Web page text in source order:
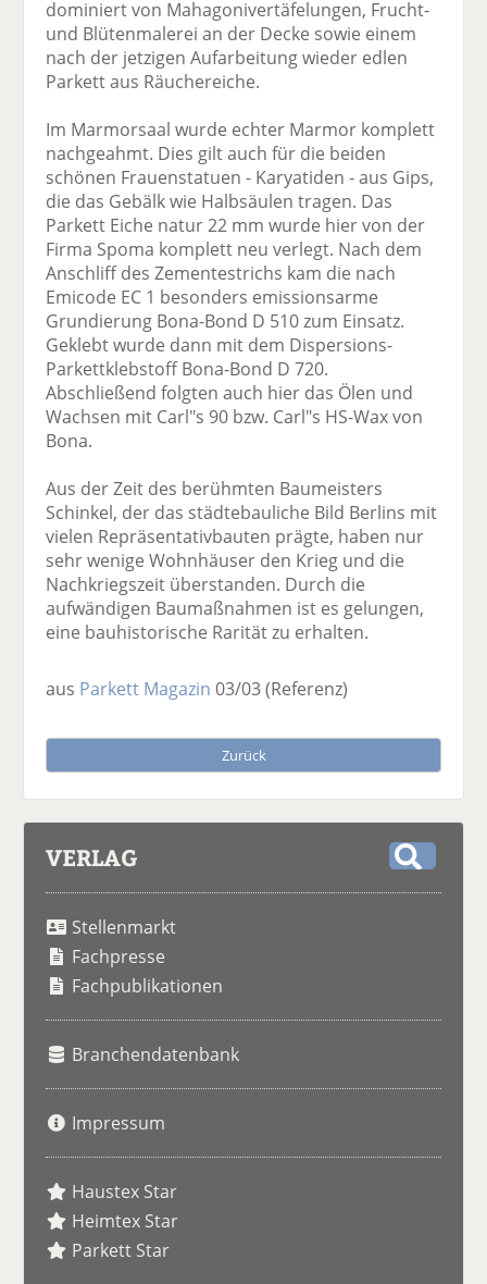
dominiert von Mahagonivertäfelungen, Frucht-
und Blütenmalerei an der Decke sowie einem
nach der jetzigen Aufarbeitung wieder edlen
Parkett aus Räuchereiche.
Im Marmorsaal wurde echter Marmor komplett
nachgeahmt. Dies gilt auch für die beiden
schönen Frauenstatuen - Karyatiden - aus Gips,
die das Gebälk wie Halbsäulen tragen. Das
Parkett Eiche natur 22 mm wurde hier von der
Firma Spoma komplett neu verlegt. Nach dem
Anschliff des Zementestrichs kam die nach
Emicode EC 1 besonders emissionsarme
Grundierung Bona-Bond D 510 zum Einsatz.
Geklebt wurde dann mit dem Dispersions-
Parkettklebstoff Bona-Bond D 720.
Abschließend folgten auch hier das Ölen und
Wachsen mit Carl"s 90 bzw. Carl"s HS-Wax von
Bona.
Aus der Zeit des berühmten Baumeisters
Schinkel, der das städtebauliche Bild Berlins mit
vielen Repräsentativbauten prägte, haben nur
sehr wenige Wohnhäuser den Krieg und die
Nachkriegszeit überstanden. Durch die
aufwändigen Baumaßnahmen ist es gelungen,
eine bauhistorische Rarität zu erhalten.
aus Parkett Magazin 03/03(Referenz)
Zurück
VERLAG
Stellenmarkt
Fachpresse
Fachpublikationen
Branchendatenbank
Impressum
Haustex Star
Heimtex Star
Parkett Star